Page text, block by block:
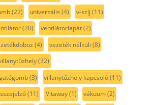
(22) univerzális (4) v-szíj (11)
(20) ventilátorlapát(2)
(4) vezeték nélküli (8)
(32)
(3) villanytűzhely kapcsoló(11)
(11) Vitaway(1) vákuum(2)